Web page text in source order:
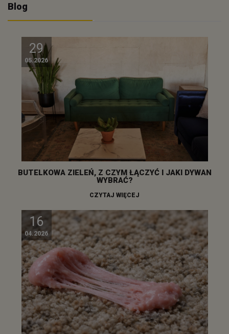
Blog
29
05.2026
BUTELKOWA ZIELEŃ, Z CZYM ŁĄCZYĆ I JAKI DYWAN
WYBRAĆ?
CZYTAJ WIĘCEJ
16
04.2026